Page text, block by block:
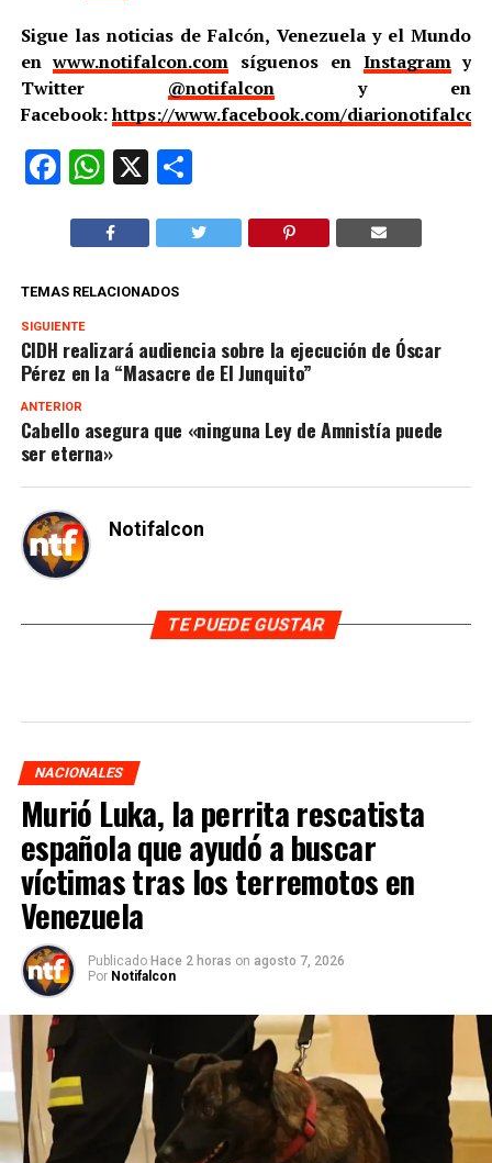
Sigue las noticias de Falcón, Venezuela y el Mundo
enwww.notifalcon.com síguenos en Instagramy
Twitter @notifalcony en
Facebook:https://www.facebook.com/
Facebook
WhatsApp
X Compartir
TEMAS RELACIONADOS
SIGUIENTE
CIDH realizará audiencia sobre la ejecución de Óscar
Pérez en la “Masacre de El Junquito”
ANTERIOR
Cabello asegura que «ninguna Ley de Amnistía puede
ser eterna»
Notifalcon
TE PUEDE GUSTAR
NACIONALES
Murió Luka, la perrita rescatista
española que ayudó a buscar
víctimas tras los terremotos en
Venezuela
Publicado Hace 2 horas on agosto 7, 2026
Por Notifalcon